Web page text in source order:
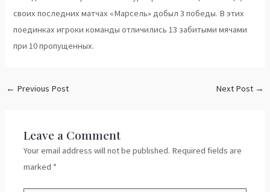
своих последних матчах «Марсель» добыл 3 победы. В этих
поединках игроки команды отличились 13 забитыми мячами
при 10 пропущенных.
← Previous Post Next Post →
Leave a Comment
Your email address will not be published. Required fields are
marked *